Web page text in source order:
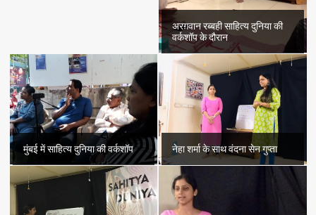
अरग़वान रब्बही साहित्य दुनिया की
वर्कशॉप के दौरान
मुंबई में साहित्य दुनिया की वर्कशॉप नेहा शर्मा के साथ वंदना सेन गुप्ता